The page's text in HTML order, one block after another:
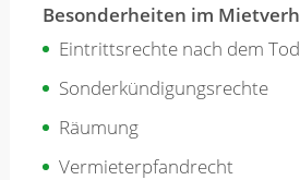
Besonderheiten im
Eintrittsrechte nach dem
Sonderkündigungsrechte
Räumung
Vermieterpfandrecht